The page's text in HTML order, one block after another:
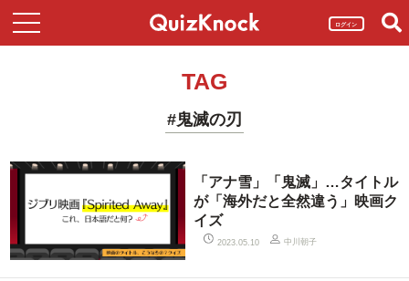
ログイン
TAG
#鬼滅の刃
「アナ雪」「鬼滅」…タイトル
が「海外だと全然違う」映画ク
イズ
2023.05.10 中川朝子